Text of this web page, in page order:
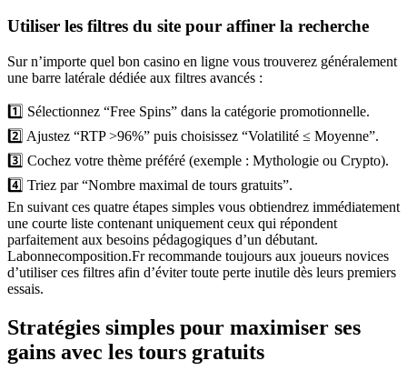
Utiliser les filtres du site pour affiner la recherche
Sur n’importe quel bon casino en ligne vous trouverez généralement
une barre latérale dédiée aux filtres avancés :
1️⃣ Sélectionnez “Free Spins” dans la catégorie promotionnelle.
2️⃣ Ajustez “RTP >96%” puis choisissez “Volatilité ≤ Moyenne”.
3️⃣ Cochez votre thème préféré (exemple : Mythologie ou Crypto).
4️⃣ Triez par “Nombre maximal de tours gratuits”.
En suivant ces quatre étapes simples vous obtiendrez immédiatement
une courte liste contenant uniquement ceux qui répondent
parfaitement aux besoins pédagogiques d’un débutant.
Labonnecomposition.Fr recommande toujours aux joueurs novices
d’utiliser ces filtres afin d’éviter toute perte inutile dès leurs premiers
essais.
Stratégies simples pour maximiser ses
gains avec les tours gratuits